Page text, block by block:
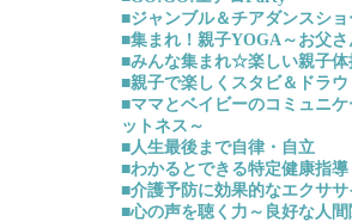
■ジャンブル＆チアダンスショ
■集まれ！親子YOGA～お父
■みんな集まれ☆楽しい親子体
■親子で楽しくスタビ＆ドラウ
■ママとベイビーのコミュニ
ットネス～
■人生最後まで自律・自立
■わかるとできる特定健康指導
■介護予防に効果的なエクササ
■心の声を聴く力～良好な人